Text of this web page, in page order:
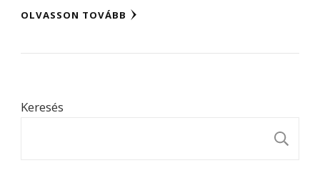
OLVASSON TOVÁBB
Keresés